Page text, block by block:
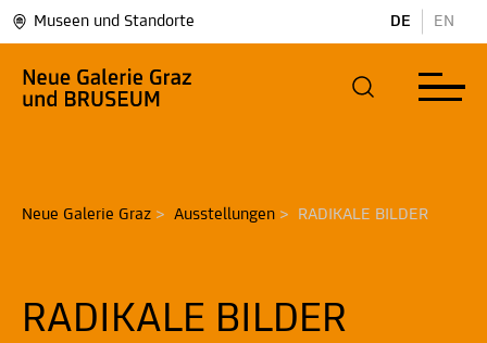
Museen und Standorte DE EN
Neue Galerie Graz > Ausstellungen > RADIKALE BILDER
RADIKALE BILDER